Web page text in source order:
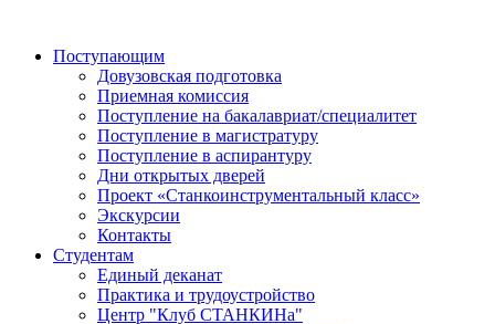
Поступающим
Довузовская подготовка
Приемная комиссия
Поступление на бакалавриат/специалитет
Поступление в магистратуру
Поступление в аспирантуру
Дни открытых дверей
Проект «Станкоинструментальный класс»
Экскурсии
Контакты
Студентам
Единый деканат
Практика и трудоустройство
Центр "Клуб СТАНКИНа"